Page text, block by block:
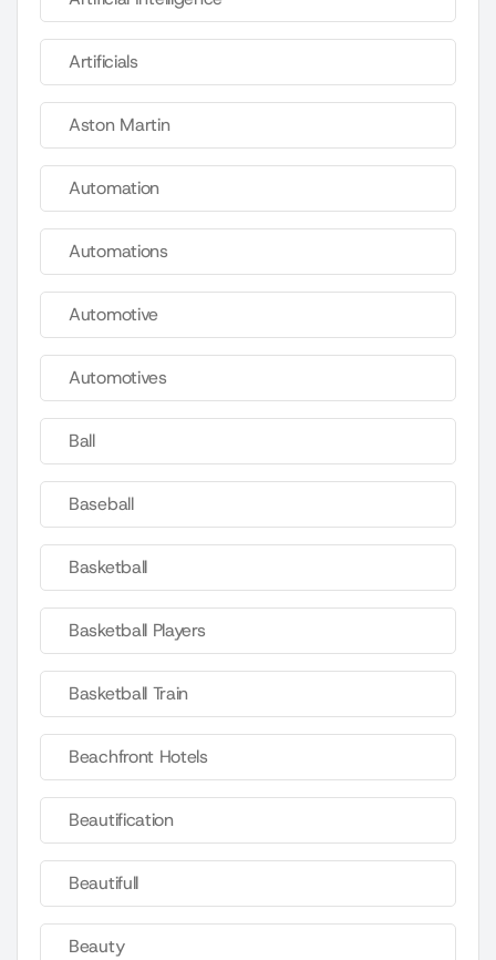
Artificials
Aston Martin
Automation
Automations
Automotive
Automotives
Ball
Baseball
Basketball
Basketball Players
Basketball Train
Beachfront Hotels
Beautification
Beautifull
Beauty